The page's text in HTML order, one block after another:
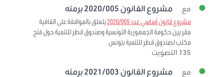
مع مشروع القانون 2020/005 برمته
مشروع قانون أساسي عدد 2020/005
يتعلق بالموافقة على اتفاقية
مقر بين حكومة الجمهورية التونسية وصندوق قطر للتنمية حول فتح
مكتب لصندوق قطر للتنمية بتونس
135 التصويت
مع مشروع القانون 2021/003 برمته